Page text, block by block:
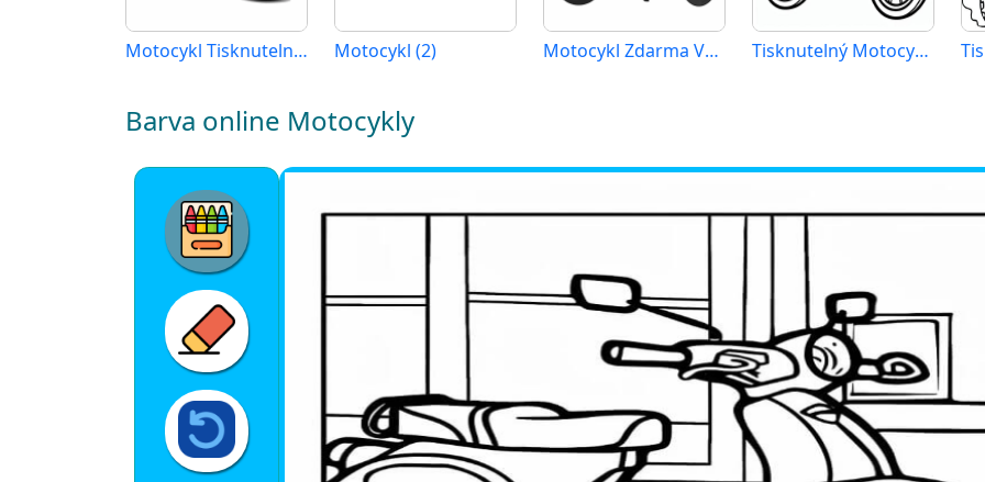
Motocykl Tisknutelný Zdarma Motocykl (2) Motocykl Zdarma Vymalovatelné Obrázek Tisknutelný Motocykl Obrázek
Barva online Motocykly